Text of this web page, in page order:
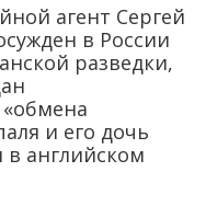
агент Сергей
в России
разведки,
и его дочь
английском